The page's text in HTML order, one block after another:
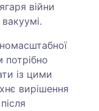
війни
потрібно
із цими
вирішення